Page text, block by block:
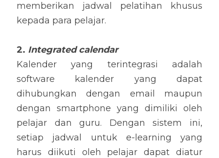
memberikan jadwal pelatihan khusus
kepada para pelajar.
2. Integrated calendar
Kalender yang terintegrasi adalah
software kalender yang dapat
dihubungkan dengan email maupun
dengan smartphone yang dimiliki oleh
pelajar dan guru. Dengan sistem ini,
setiap jadwal untuk e-learning yang
harus diikuti oleh pelajar dapat diatur